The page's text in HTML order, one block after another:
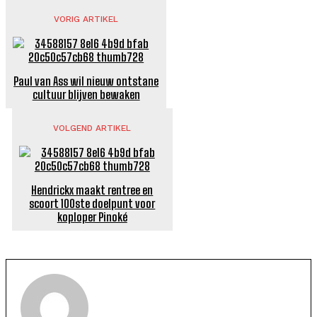
VORIG ARTIKEL
Paul van Ass wil nieuw ontstane
cultuur blijven bewaken
VOLGEND ARTIKEL
Hendrickx maakt rentree en
scoort 100ste doelpunt voor
koploper Pinoké